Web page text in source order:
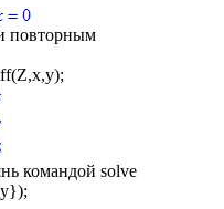
повторным
командой solve